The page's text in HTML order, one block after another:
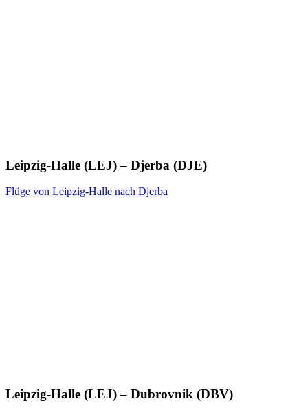
Leipzig-Halle (LEJ) – Djerba (DJE)
Flüge von Leipzig-Halle nach Djerba
Leipzig-Halle (LEJ) – Dubrovnik (DBV)